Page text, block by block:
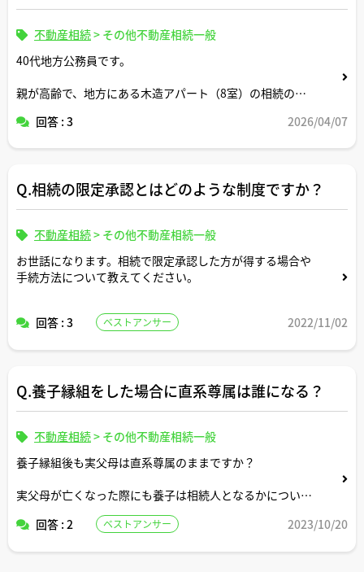
不動産相続> その他不動産相続一般
40代地方公務員です。
親が高齢で、地方にある木造アパート（8室）の相続の話
のまま受け取りつつ本業の公務員を続けることは可能でし
不要」や、人事から指摘されやすいポイントなど、宅建士
さんのご経験があれば教えていただきたいです。
回答 : 3 2026/04/07
Q.相続の限定承認とはどのような制度ですか？
不動産相続> その他不動産相続一般
お世話になります。相続で限定承認した方が得する場合や
手続方法について教えてください。
回答 : 3 ベストアンサー 2022/11/02
Q.養子縁組をした場合に直系尊属は誰になる？
不動産相続> その他不動産相続一般
養子縁組後も実父母は直系尊属のままですか？
実父母が亡くなった際にも養子は相続人となるかについて
回答 : 2
ベストアンサー 2023/10/20